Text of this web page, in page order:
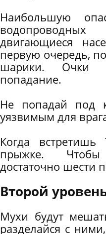
Наибольшую
двигающиеся
первую очередь,
шарики. Очки
попадание.
Не попадай под
уязвимым для
Когда
прыжке. Чтобы
достаточно шести
Второй
Мухи будут
разделайся с